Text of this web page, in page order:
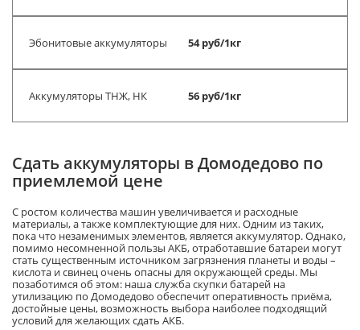
Эбонитовые аккумуляторы 54 руб/1кг
Аккумуляторы ТНЖ, НК 56 руб/1кг
Сдать аккумуляторы в Домодедово по
приемлемой цене
С ростом количества машин увеличивается и расходные
материалы, а также комплектующие для них. Одним из таких,
пока что незаменимых элементов, является аккумулятор. Однако,
помимо несомненной пользы АКБ, отработавшие батареи могут
стать существенным источником загрязнения планеты и воды –
кислота и свинец очень опасны для окружающей среды. Мы
позаботимся об этом: нашаслужбаскупкибатарей на
утилизацию по Домодедово обеспечит оперативность приёма,
достойные цены, возможность выбора наиболее подходящий
условий для желающих сдать АКБ.